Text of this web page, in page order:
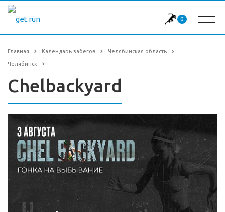
0
Главная Календарь забегов Челябинская область
Челябинск
Chelbackyard